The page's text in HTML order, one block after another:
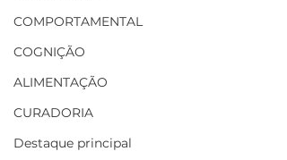
COMPORTAMENTAL
COGNIÇÃO
ALIMENTAÇÃO
CURADORIA
Destaque principal